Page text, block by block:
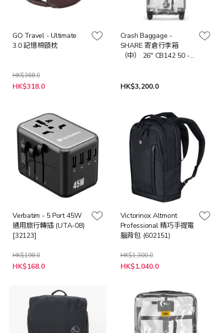
GO Travel - Ultimate
3.0 記憶棉頸枕
HK$368.0
特
殊
HK$318.0
Crash Baggage -
SHARE 寄倉行李箱
（中） 26" CB142 50 -
HK$3,200.0
Verbatim - 5 Port 45W
通用旅行轉插 (UTA-08)
[32123]
HK$198.0
特
殊
HK$168.0
Victorinox Altmont
Professional 精巧手提電
腦背包 (602151)
HK$1,300.0
特
殊
HK$1,040.0